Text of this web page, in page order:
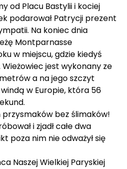
od Placu Bastylii i kociej
podarował Patrycji prezent
Na koniec dnia
Montparnasse
w miejscu, gdzie kiedyś
Wieżowiec jest wykonany ze
a na jego szczyt
w Europie, która 56
przysmaków bez ślimaków!
i zjadł całe dwa
poza nim nie odważył się
Naszej Wielkiej Paryskiej